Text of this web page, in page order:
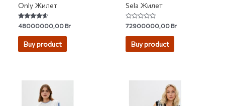
Only Жилет
Rated
4.40
out of 5
48000000,00Br
Buy product
Sela Жилет
Rated
0
out
72900000,00Br
Buy product